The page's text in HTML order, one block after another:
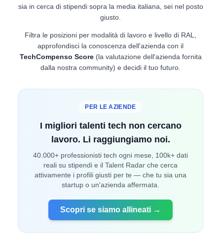
sia in cerca di stipendi sopra la media italiana, sei nel posto
giusto.
Filtra le posizioni per modalità di lavoro e livello di RAL,
approfondisci la conoscenza dell'azienda con il
TechCompenso Score(la valutazione dell'azienda fornita
dalla nostra community) e decidi il tuo futuro.
PER LE AZIENDE
I migliori talenti tech non cercano
lavoro. Li raggiungiamo noi.
40.000+ professionisti tech ogni mese, 100k+ dati
reali su stipendi e il Talent Radar che cerca
attivamente i profili giusti per te — che tu sia una
startup o un'azienda affermata.
Scopri se siamo allineati →